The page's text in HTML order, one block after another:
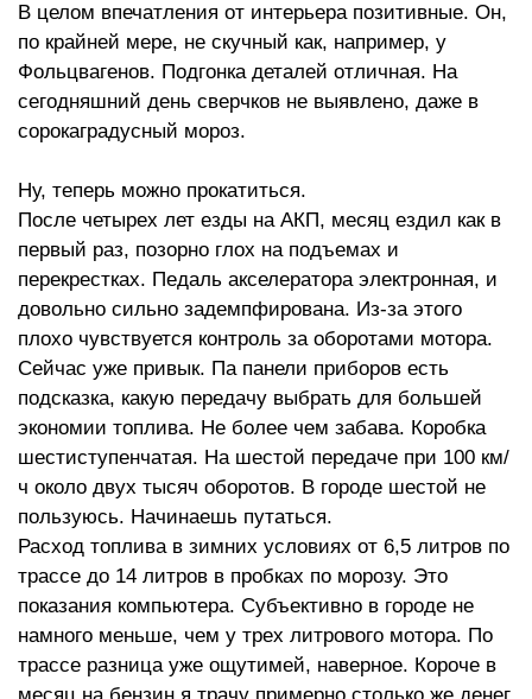
В целом впечатления от интерьера позитивные. Он,
по крайней мере, не скучный как, например, у
Фольцвагенов. Подгонка деталей отличная. На
сегодняшний день сверчков не выявлено, даже в
сорокаградусный мороз.
Ну, теперь можно прокатиться.
После четырех лет езды на АКП, месяц ездил как в
первый раз, позорно глох на подъемах и
перекрестках. Педаль акселератора электронная, и
довольно сильно задемпфирована. Из-за этого
плохо чувствуется контроль за оборотами мотора.
Сейчас уже привык. Па панели приборов есть
подсказка, какую передачу выбрать для большей
экономии топлива. Не более чем забава. Коробка
шестиступенчатая. На шестой передаче при 100 км/
ч около двух тысяч оборотов. В городе шестой не
пользуюсь. Начинаешь путаться.
Расход топлива в зимних условиях от 6,5 литров по
трассе до 14 литров в пробках по морозу. Это
показания компьютера. Субъективно в городе не
намного меньше, чем у трех литрового мотора. По
трассе разница уже ощутимей, наверное. Короче в